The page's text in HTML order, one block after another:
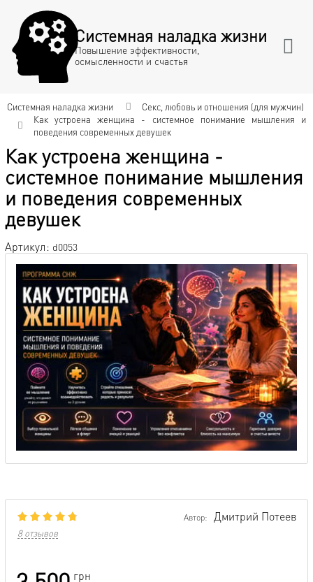
Системная наладка жизни
Повышение эффективности,
осмысленности и счастья
Системная наладка жизни
Секс, любовь и отношения (для мужчин)
Как устроена женщина - системное понимание мышления и
поведения современных девушек
Как устроена женщина -
системное понимание мышления
и поведения современных
девушек
Артикул: d0053
Автор: Дмитрий Потеев
8 отзывов
грн